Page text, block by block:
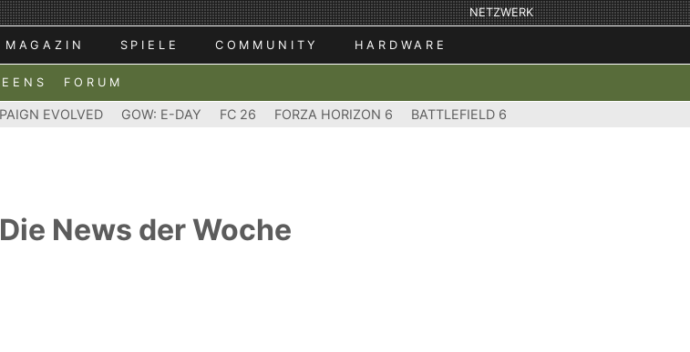
NETZWERK
MAGAZIN SPIELE COMMUNITY HARDWARE
FORUM
EVOLVED GOW: E-DAY FC 26 FORZA HORIZON 6 BATTLEFIELD 6
News der Woche